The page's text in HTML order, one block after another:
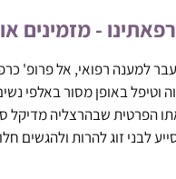
-
למענה רפואי, אל פרופ'
וטיפל באופן מסור
הפרטית שבהרצליה מדיקל
לבני זוג להרות ולהגשים